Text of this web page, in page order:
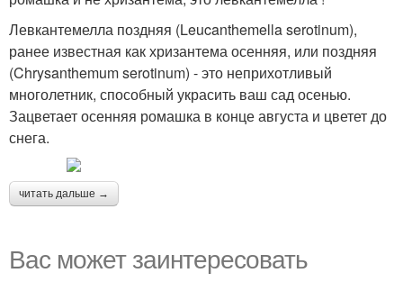
Левкантемелла поздняя (Leucanthemella serotinum),
ранее известная как хризантема осенняя, или поздняя
(Chrysanthemum serotinum) - это неприхотливый
многолетник, способный украсить ваш сад осенью.
Зацветает осенняя ромашка в конце августа и цветет до
снега.
читать дальше →
Вас может заинтересовать